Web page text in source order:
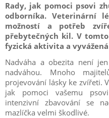
Rady, jak pomoci psovi
odborníka. Veterinární
možností a potřeb
přebytečných kil. V
fyzická aktivita a
Nadváha a obezita není
nadváhou. Mnoho
projevování lásky ke zvířeti.
jak pomoci vašemu
intenzivní zbavování se
mazlíčka velmi škodlivé.